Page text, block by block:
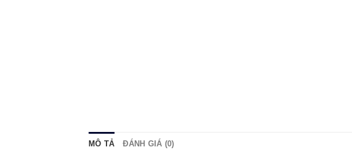
MÔ TẢ ĐÁNH GIÁ (0)